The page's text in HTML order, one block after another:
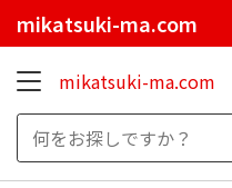
mikatsuki-ma.com
mikatsuki-ma.com